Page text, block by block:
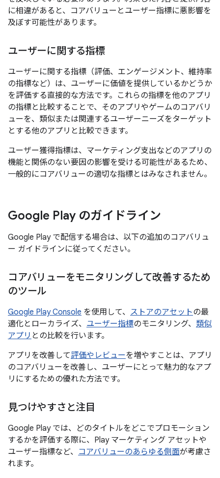
に相違があると、コアバリューとユーザー指標に悪影響を
及ぼす可能性があります。
ユーザーに関する指標
ユーザーに関する指標（評価、エンゲージメント、維持率
の指標など）は、ユーザーに価値を提供しているかどうか
を評価する直接的な方法です。これらの指標を他のアプリ
の指標と比較することで、そのアプリやゲームのコアバリ
ューを、類似または関連するユーザーニーズをターゲット
とする他のアプリと比較できます。
ユーザー獲得指標は、マーケティング支出などのアプリの
機能と関係のない要因の影響を受ける可能性があるため、
一般的にコアバリューの適切な指標とはみなされません。
Google Play のガイドライン
Google Play で配信する場合は、以下の追加のコアバリュ
ー ガイドラインに従ってください。
コアバリューをモニタリングして改善するため
のツール
Google Play Console を使用して、 ストアのアセットの最
適化とローカライズ、 ユーザー指標のモニタリング、 類似
アプリ との比較を行います。
アプリを改善して評価やレビューを増やすことは、アプリ
のコアバリューを改善し、ユーザーにとって魅力的なアプ
リにするための優れた方法です。
見つけやすさと注目
Google Play では、どのタイトルをどこでプロモーション
するかを評価する際に、Play マーケティング アセットや
ユーザー指標など、 コアバリューのあらゆる側面が考慮さ
れます。